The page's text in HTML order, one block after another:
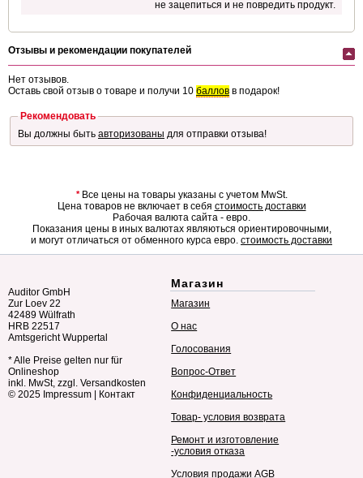
не зацепиться и не повредить продукт.
Отзывы и рекомендации покупателей
Нет отзывов.
Оставь свой отзыв о товаре и получи 10 баллов в подарок!
Рекомендовать
Вы должны быть авторизованы для отправки отзыва!
*Все цены на товары указаны с учетом MwSt.
Цена товаров не включает в себя стоимость доставки
Рабочая валюта сайта - евро.
Показания цены в иных валютах являються ориентировочными,
и могут отличаться от обменного курса евро. стоимость доставки
Auditor GmbH
Zur Loev 22
42489 Wülfrath
HRB 22517
Amtsgericht Wuppertal
* Alle Preise gelten nur für
Onlineshop
inkl. MwSt, zzgl. Versandkosten
© 2025 Impressum Контакт
Магазин
Магазин
О нас
Голосования
Вопрос-Ответ
Конфиденциальность
Товар- условия возврата
Ремонт и изготовление
-условия отказа
Условия продажи AGB